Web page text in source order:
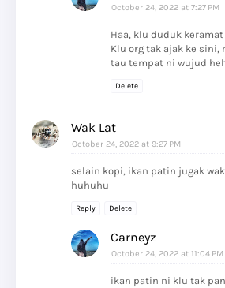
October 24, 2022 at 7:27 PM
Haa, klu duduk
Klu org tak ajak ke
tau tempat ni wujud
Delete
Wak Lat
October 24, 2022 at 9:27 PM
selain kopi, ikan patin jugak
huhuhu
Reply Delete
Carneyz
October 24, 2022 at 11:04 PM
ikan patin ni klu tak